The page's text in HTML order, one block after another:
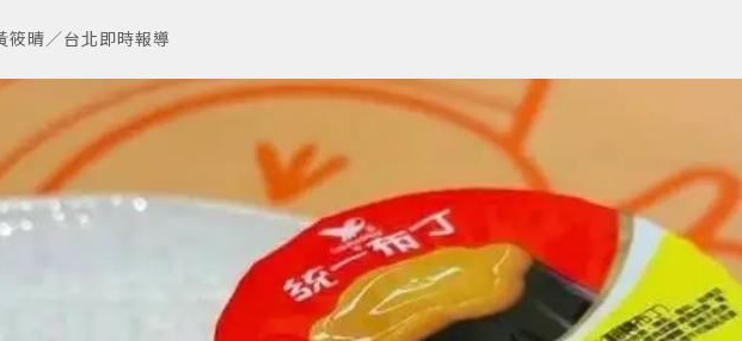
筱晴／台北即時報導